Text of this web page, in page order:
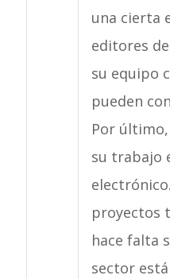
una cierta
editores
su equipo
pueden
Por
su trabajo
proyectos
hace falta
sector